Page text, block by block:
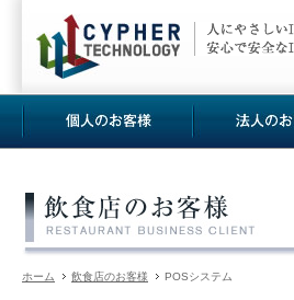
ホーム 飲食店のお客様 POSシステム